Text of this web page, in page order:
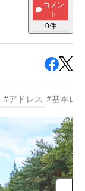
コメン
ト
0件
#アドレス #基本レ